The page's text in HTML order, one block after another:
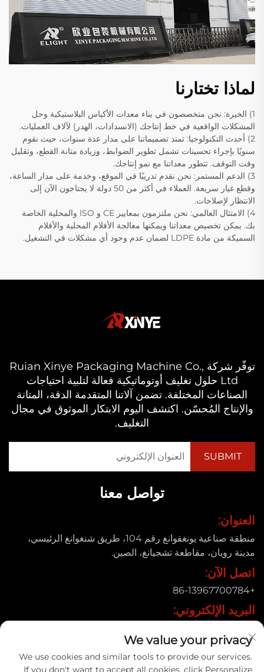
لماذا تختارنا
1) الخبرة: نحن متخصصون في بناء معدات الأكياس البلاستيكية وحل
المشكلات الواقعية في خط إنتاجك (الانسدادات، الهدر) لآلاف العمليات.
2) أحدث التكنولوجيا: تمتد تصميماتنا على مدار عدة سنوات، حيث نقوم
سنويًا بإجراء تحسينات تشمل تطوير الضوابط، وزيادة متانة القطع، وتقليل
وقت التوقف. تتطور معداتنا مع نمو إنتاجك.
3) الدعم المستمر: نحن نقدم تدريبًا في الموقع، وخدمة على مدار الساعة،
وقطع غيار سريعة. العملاء في أكثر من 50 دولة لا يحتاجون الآن إلى
الانتظار لإصلاحات.
4) الامتثال العالمي: نحن ملتزمون بمعايير CE و ISO والمحلية الخاصة
بك. يمكن تخصيص معداتنا ويمكنها معالجة الأفلام المحلية والأفلام
السميكة من مادة LDPE لضمان عدم وجود أي مشكلات في التشغيل.
توفّر شركة Ruian Xinye Packaging Machine Co.,
Ltd حلول تغليف أوتوماتيكية فعالة لتلبية احتياجات
الصناعات المختلفة. تضمن آلاتنا المتقدمة الدقة، المتانة
والإنتاج المُحسّن. اكتشف اليوم الابتكار الموثوق في مجال
التغليف.
تواصل معنا
العنوان:
منطقة صناعية يونغقوانغ رقم 104، طريق شنغوانغ الرئيسي،
مدينة رويان، مقاطعة تشجيانغ، الصين.
اتصل الآن:
+86-13967700784
البريد الإلكتروني:
We value your privacy
We use cookies and similar tools to provide our services.
If you don't want to accept all cookies, click Personalize